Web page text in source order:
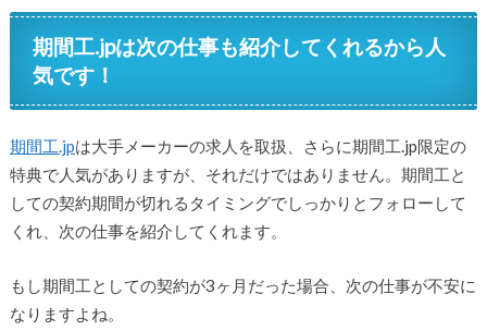
期間工.jpは次の仕事も紹介してくれるから人
気です！
期間工.jpは大手メーカーの求人を取扱、さらに期間工.jp限定の
特典で人気がありますが、それだけではありません。期間工と
しての契約期間が切れるタイミングでしっかりとフォローして
くれ、次の仕事を紹介してくれます。
もし期間工としての契約が3ヶ月だった場合、次の仕事が不安に
なりますよね。